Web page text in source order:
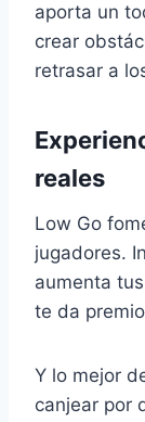
aporta un
crear
retrasar a
reales
Low Go
jugadores.
aumenta
te da
Y lo mejor
canjear por